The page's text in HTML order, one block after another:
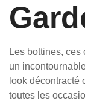
Les bottines,
un
look décontracté
toutes les